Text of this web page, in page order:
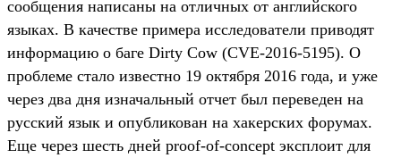
сообщения написаны на отличных от английского
языках. В качестве примера исследователи приводят
информацию о баге Dirty Cow (CVE-2016-5195). О
проблеме стало известно 19 октября 2016 года, и уже
через два дня изначальный отчет был переведен на
русский язык и опубликован на хакерских форумах.
Еще через шесть дней proof-of-concept эксплоит для